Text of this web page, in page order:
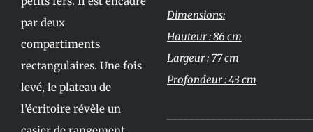
par deux
compartiments
rectangulaires. Une fois
levé, le plateau de
l’écritoire révèle un
Dimensions:
Hauteur : 86 cm
Largeur : 77 cm
Profondeur : 43 cm